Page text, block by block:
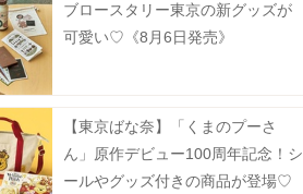
ブロースタリー東京の新グッズが
可愛い♡《8月6日発売》
【東京ばな奈】「くまのプーさ
ん」原作デビュー100周年記念！シ
ールやグッズ付きの商品が登場♡